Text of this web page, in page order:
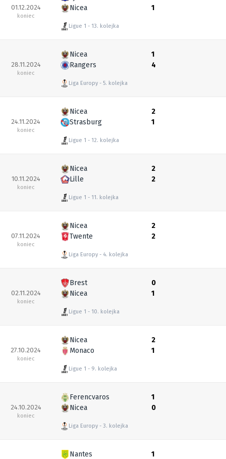
01.12.2024
koniec
Nicea
Ligue 1 13. kolejka
1
28.11.2024
koniec
Nicea
Rangers
Liga Europy 5. kolejka
1
4
24.11.2024
koniec
Nicea
Strasburg
Ligue 1 12. kolejka
2
1
10.11.2024
koniec
Nicea
Lille
Ligue 1 11. kolejka
2
2
07.11.2024
koniec
Nicea
Twente
Liga Europy 4. kolejka
2
2
02.11.2024
koniec
Brest
Nicea
Ligue 1 10. kolejka
0
1
27.10.2024
koniec
Nicea
Monaco
Ligue 1 9. kolejka
2
1
24.10.2024
koniec
Ferencvaros
Nicea
Liga Europy 3. kolejka
1
0
Nantes
1